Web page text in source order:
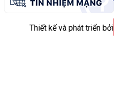
Thiết kế và phát triển bởi